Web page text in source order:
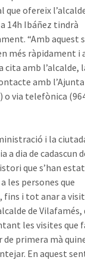
que ofereix
14h Ibáñez tindrà
“Amb aquest
més ràpidament i
cita amb l’alcalde,
amb
via telefònica
i la
a dia de cadascun
que s’han estat
les persones que
fins i tot anar a
de Vilafamés,
les visites que
primera mà
En aquest